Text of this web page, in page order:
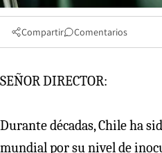
Compartir Comentarios
SEÑOR DIRECTOR:
Durante décadas, Chile ha
mundial por su nivel de